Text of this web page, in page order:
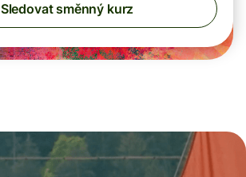
Sledovat směnný kurz